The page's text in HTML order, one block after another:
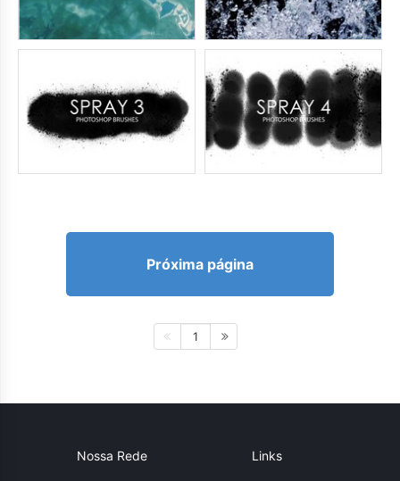
Próxima página
1
Nossa Rede Links